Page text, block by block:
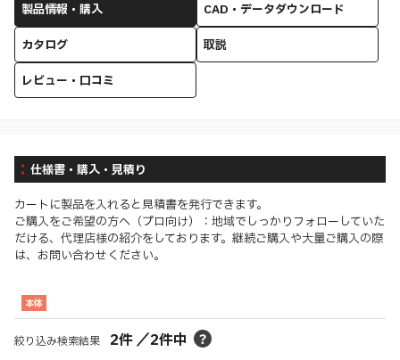
製品情報・購入
CAD・データダウンロード
カタログ
取説
レビュー・口コミ
仕様書・購入・見積り
カートに製品を入れると見積書を発行できます。
ご購入をご希望の方へ（プロ向け）：地域でしっかりフォローしていた
だける、代理店様の紹介をしております。継続ご購入や大量ご購入の際
は、お問い合わせください。
本体
絞り込み検索結果 2件／2件中